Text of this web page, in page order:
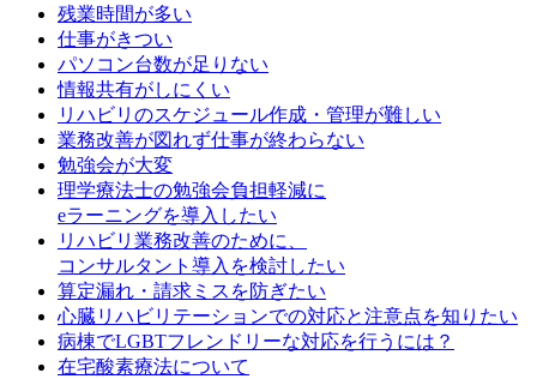
残業時間が多い
仕事がきつい
パソコン台数が足りない
情報共有がしにくい
リハビリのスケジュール作成・管理が難しい
業務改善が図れず仕事が終わらない
勉強会が大変
理学療法士の勉強会負担軽減に
eラーニングを導入したい
リハビリ業務改善のために、
コンサルタント導入を検討したい
算定漏れ・請求ミスを防ぎたい
心臓リハビリテーションでの対応と注意点を知りたい
病棟でLGBTフレンドリーな対応を行うには？
在宅酸素療法について